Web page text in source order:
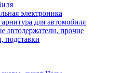
электроника
для автомобиля
автодержатели, прочие
подставки